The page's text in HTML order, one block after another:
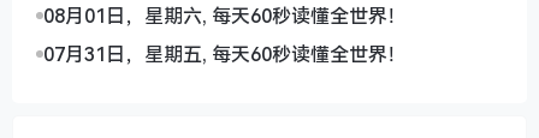
08月01日，星期六, 每天60秒读懂全世界！
07月31日，星期五, 每天60秒读懂全世界！